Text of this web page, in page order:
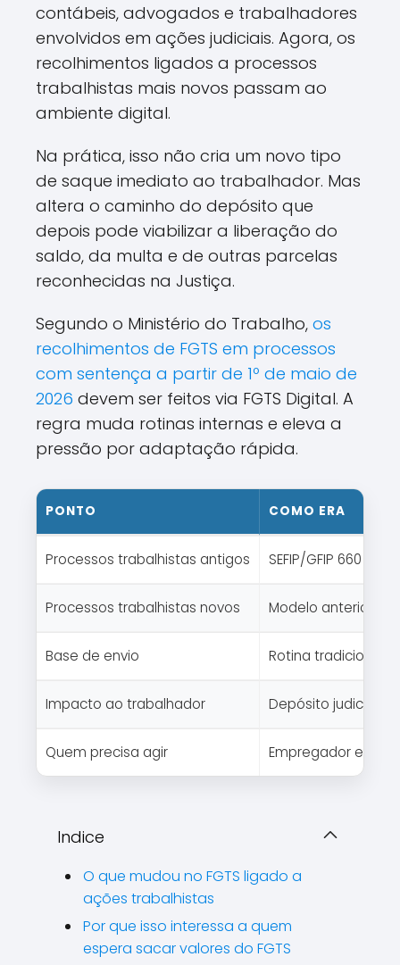
contábeis, advogados e trabalhadores
envolvidos em ações judiciais. Agora, os
recolhimentos ligados a processos
trabalhistas mais novos passam ao
ambiente digital.
Na prática, isso não cria um novo tipo
de saque imediato ao trabalhador. Mas
altera o caminho do depósito que
depois pode viabilizar a liberação do
saldo, da multa e de outras parcelas
reconhecidas na Justiça.
Segundo o Ministério do Trabalho, os
recolhimentos de FGTS em processos
com sentença a partir de 1º de maio de
2026 devem ser feitos via FGTS Digital. A
regra muda rotinas internas e eleva a
pressão por adaptação rápida.
PONTO COMO ERA
Processos trabalhistas antigos SEFIP/GFIP 660
Processos trabalhistas novos Modelo anterior
Base de envio Rotina tradicional
Impacto ao trabalhador Depósito judicial de
Quem precisa agir Empregador e
Indice
O que mudou no FGTS ligado a
ações trabalhistas
Por que isso interessa a quem
espera sacar valores do FGTS